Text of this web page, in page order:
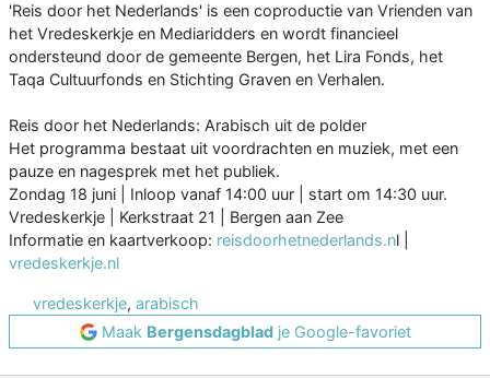
'Reis door het Nederlands' is een coproductie van Vrienden van
het Vredeskerkje en Mediaridders en wordt financieel
ondersteund door de gemeente Bergen, het Lira Fonds, het
Taqa Cultuurfonds en Stichting Graven en Verhalen.
Reis door het Nederlands: Arabisch uit de polder
Het programma bestaat uit voordrachten en muziek, met een
pauze en nagesprek met het publiek.
Zondag 18 juni | Inloop vanaf 14:00 uur | start om 14:30 uur.
Vredeskerkje | Kerkstraat 21 | Bergen aan Zee
Informatie en kaartverkoop: reisdoorhetnederlands.nl |
vredeskerkje.nl
vredeskerkje, arabisch
Maak Bergensdagbladje Google-favoriet